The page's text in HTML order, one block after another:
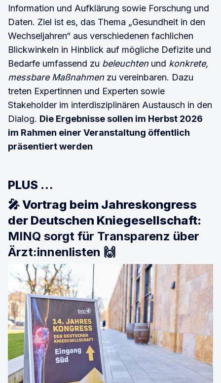
Information und Aufklärung sowie Forschung und
Daten. Ziel ist es, das Thema „Gesundheit in den
Wechseljahren“ aus verschiedenen fachlichen
Blickwinkeln in Hinblick auf mögliche Defizite und
Bedarfe umfassend zu beleuchten und konkrete,
messbare Maßnahmen zu vereinbaren. Dazu
treten Expertinnen und Experten sowie
Stakeholder im interdisziplinären Austausch in den
Dialog. Die Ergebnisse sollen im Herbst 2026
im Rahmen einer Veranstaltung öffentlich
präsentiert werden
PLUS …
🎤 Vortrag beim Jahreskongress
der Deutschen Kniegesellschaft:
MINQ sorgt für Transparenz über
Ärzt:innenlisten 🙌